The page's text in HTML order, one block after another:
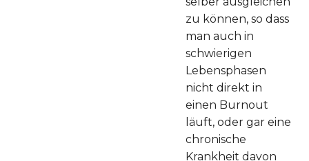
zu können, so dass
man auch in
schwierigen
Lebensphasen
nicht direkt in
einen Burnout
läuft, oder gar eine
chronische
Krankheit davon